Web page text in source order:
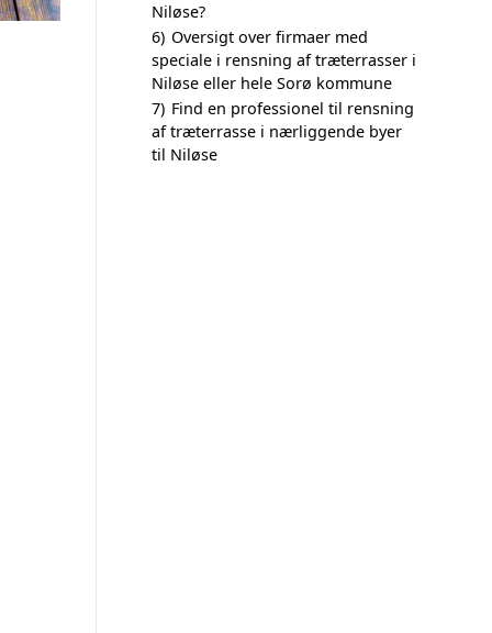
Niløse?
6) Oversigt over firmaer med
speciale i rensning af træterrasser i
Niløse eller hele Sorø kommune
7) Find en professionel til rensning
af træterrasse i nærliggende byer
til Niløse